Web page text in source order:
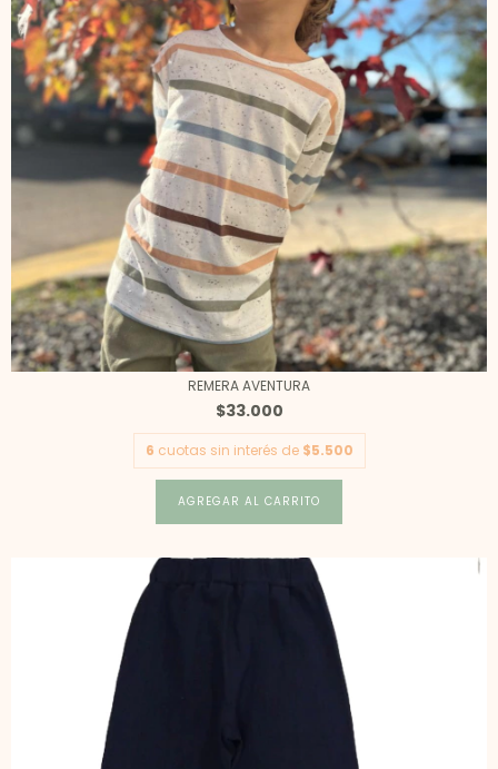
REMERA AVENTURA
$33.000
6 cuotas sin interés de $5.500
AGREGAR AL CARRITO